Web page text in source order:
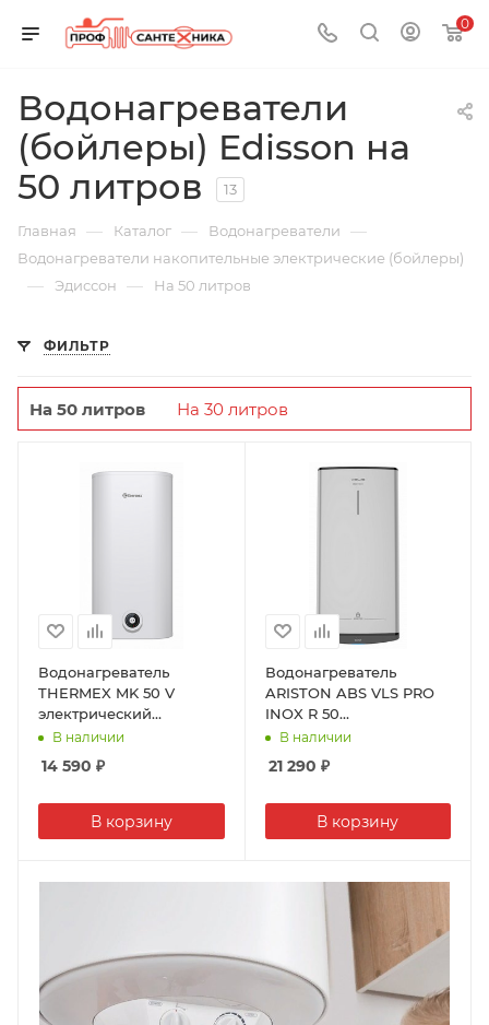
0
Водонагреватели
(бойлеры) Edisson на
50 литров
13
Главная — Каталог — Водонагреватели —
Водонагреватели накопительные электрические (бойлеры)
— Эдиссон — На 50 литров
ФИЛЬТР
На 50 литров На 30 литров
Водонагреватель
THERMEX MK 50 V
электрический
накопительный,
50л, 2кВт
В наличии
14 590 ₽
В корзину
Водонагреватель
ARISTON ABS VLS PRO
INOX R 50
электрический
нержавеющая сталь,
В наличии
21 290 ₽
В корзину